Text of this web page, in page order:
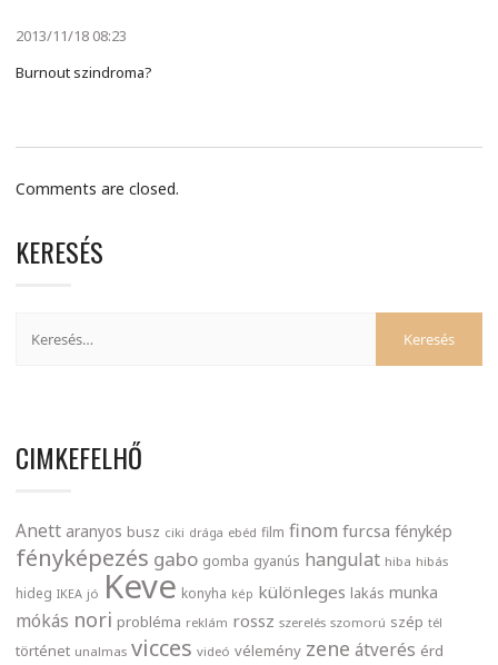
2013/11/18 08:23
Burnout szindroma?
Comments are closed.
KERESÉS
CIMKEFELHŐ
Anett aranyos busz ciki drága ebéd film finom furcsa fénykép
fényképezés gabo gomba gyanús hangulat hiba hibás
hideg IKEA jó Keve konyha kép különleges lakás munka
mókás nori probléma reklám rossz szerelés szomorú szép tél
történet unalmas vicces videó vélemény zene átverés érd